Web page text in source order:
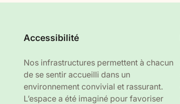
Accessibilité
Nos infrastructures permettent à chacun
de se sentir accueilli dans un
environnement convivial et rassurant.
L’espace a été imaginé pour favoriser